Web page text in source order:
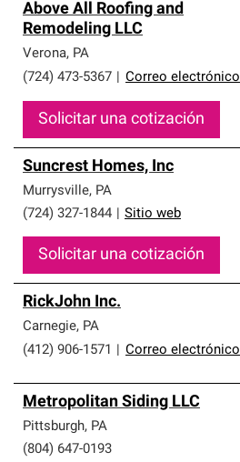
Above All Roofing and
Remodeling LLC
Verona, PA
(724) 473-5367
Correo electrónico
Solicitar una cotización
Suncrest Homes, Inc
Murrysville, PA
(724) 327-1844
Sitio web
Solicitar una cotización
RickJohn Inc.
Carnegie, PA
(412) 906-1571
Correo electrónico
Metropolitan Siding LLC
Pittsburgh, PA
(804) 647-0193